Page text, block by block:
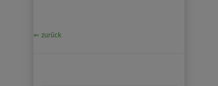
⇐ zurück